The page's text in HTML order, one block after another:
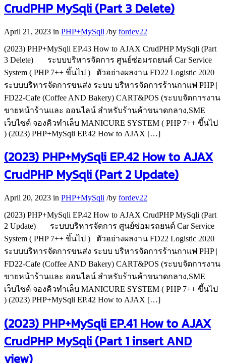
CrudPHP MySqli (Part 3 Delete)
April 21, 2023 in PHP+MySqli /by fordev22
(2023) PHP+MySqli EP.43 How to AJAX CrudPHP MySqli (Part
3 Delete) ระบบบริหารจัดการ ศูนย์ซ่อมรถยนต์ Car Service
System ( PHP 7++ ขึ้นไป ) ตัวอย่างผลงาน FD22 Logistic 2020
ระบบบริหารจัดการขนส่ง ระบบ บริหารจัดการร้านกาแฟ PHP |
FD22-Cafe (Coffee AND Bakery) CART&POS (ระบบจัดการงาน
ขายหน้าร้านและ ออนไลน์ สำหรับร้านค้าขนาดกลาง,SME
เว็บไซต์ จองคิวทำเล็บ MANICURE SYSTEM ( PHP 7++ ขึ้นไป
) (2023) PHP+MySqli EP.42 How to AJAX […]
(2023) PHP+MySqli EP.42 How to AJAX
CrudPHP MySqli (Part 2 Update)
April 20, 2023 in PHP+MySqli /by fordev22
(2023) PHP+MySqli EP.42 How to AJAX CrudPHP MySqli (Part
2 Update) ระบบบริหารจัดการ ศูนย์ซ่อมรถยนต์ Car Service
System ( PHP 7++ ขึ้นไป ) ตัวอย่างผลงาน FD22 Logistic 2020
ระบบบริหารจัดการขนส่ง ระบบ บริหารจัดการร้านกาแฟ PHP |
FD22-Cafe (Coffee AND Bakery) CART&POS (ระบบจัดการงาน
ขายหน้าร้านและ ออนไลน์ สำหรับร้านค้าขนาดกลาง,SME
เว็บไซต์ จองคิวทำเล็บ MANICURE SYSTEM ( PHP 7++ ขึ้นไป
) (2023) PHP+MySqli EP.42 How to AJAX […]
(2023) PHP+MySqli EP.41 How to AJAX
CrudPHP MySqli (Part 1 insert AND
view)